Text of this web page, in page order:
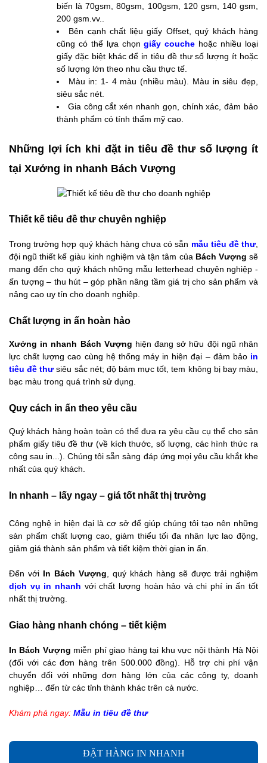
biến là 70gsm, 80gsm, 100gsm, 120 gsm, 140 gsm,
200 gsm.vv..
Bên cạnh chất liệu giấy Offset, quý khách hàng
cũng có thể lựa chọngiấy couche hoặc nhiều loại
giấy đặc biệt khác để in tiêu đề thư số lượng ít hoặc
số lượng lớn theo nhu cầu thực tế.
Màu in: 1- 4 màu (nhiều màu). Màu in siêu đẹp,
siêu sắc nét.
Gia công cắt xén nhanh gọn, chính xác, đảm bảo
thành phẩm có tính thẩm mỹ cao.
Những lợi ích khi đặt in tiêu đề thư số lượng ít
tại Xưởng in nhanh Bách Vượng
Thiết kế tiêu đề thư chuyên nghiệp
Trong trường hợp quý khách hàng chưa có sẵn mẫu tiêu đề thư,
đội ngũ thiết kế giàu kinh nghiệm và tận tâm của Bách Vượng sẽ
mang đến cho quý khách những mẫu letterhead chuyên nghiệp -
ấn tượng – thu hút – góp phần nâng tầm giá trị cho sản phẩm và
nâng cao uy tín cho doanh nghiệp.
Chất lượng in ấn hoàn hảo
Xưởng in nhanh Bách Vượng hiện đang sở hữu đội ngũ nhân
lực chất lượng cao cùng hệ thống máy in hiện đại – đảm bảo in
tiêu đề thưsiêu sắc nét; độ bám mực tốt, tem không bị bay màu,
bạc màu trong quá trình sử dụng.
Quy cách in ấn theo yêu cầu
Quý khách hàng hoàn toàn có thể đưa ra yêu cầu cụ thể cho sản
phẩm giấy tiêu đề thư (về kích thước, số lượng, các hình thức ra
công sau in...). Chúng tôi sẵn sàng đáp ứng mọi yêu cầu khắt khe
nhất của quý khách.
In nhanh – lấy ngay – giá tốt nhất thị trường
Công nghệ in hiện đại là cơ sở để giúp chúng tôi tạo nên những
sản phẩm chất lượng cao, giảm thiểu tối đa nhân lực lao động,
giảm giá thành sản phẩm và tiết kiệm thời gian in ấn.
Đến với In Bách Vượng , quý khách hàng sẽ được trải nghiệm
dịch vụ in nhanh với chất lượng hoàn hảo và chi phí in ấn tốt
nhất thị trường.
Giao hàng nhanh chóng – tiết kiệm
In Bách Vượng miễn phí giao hàng tại khu vực nội thành Hà Nội
(đối với các đơn hàng trên 500.000 đồng). Hỗ trợ chi phí vận
chuyển đối với những đơn hàng lớn của các công ty, doanh
nghiệp… đến từ các tỉnh thành khác trên cả nước.
Khám phá ngay: Mẫu in tiêu đề thư
ĐẶT HÀNG IN NHANH